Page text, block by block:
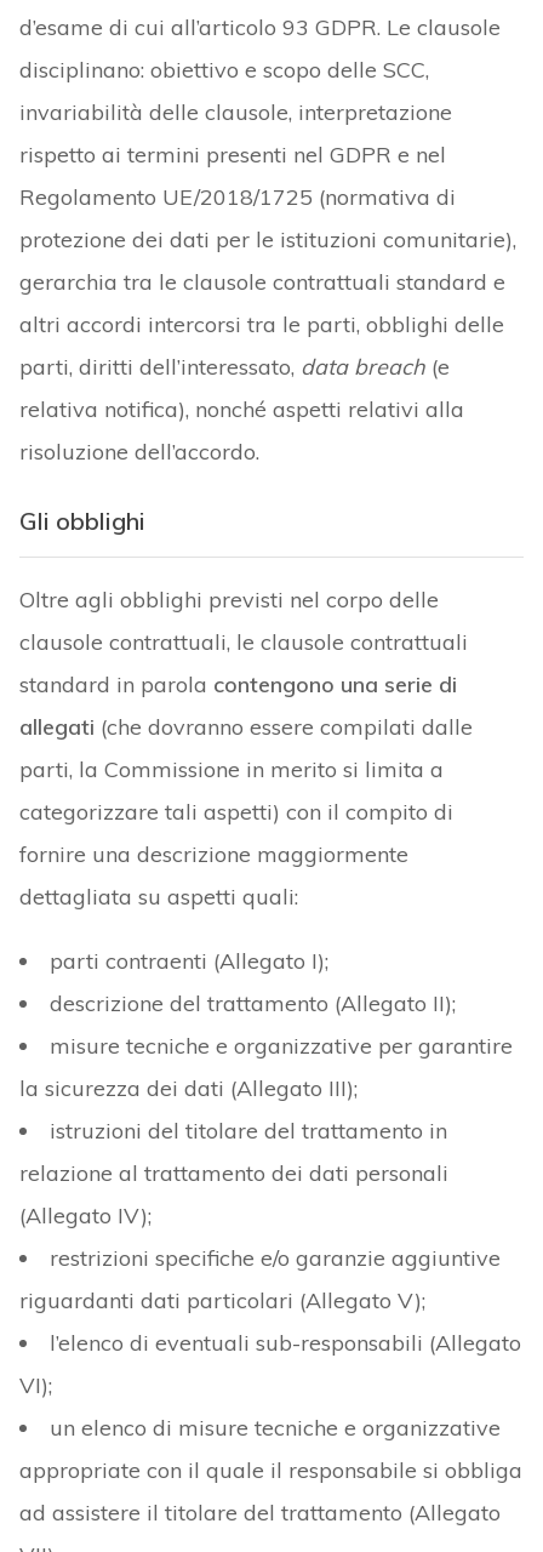
d’esame di cui all’articolo 93 GDPR. Le clausole
disciplinano: obiettivo e scopo delle SCC,
invariabilità delle clausole, interpretazione
rispetto ai termini presenti nel GDPR e nel
Regolamento UE/2018/1725 (normativa di
protezione dei dati per le istituzioni comunitarie),
gerarchia tra le clausole contrattuali standard e
altri accordi intercorsi tra le parti, obblighi delle
parti, diritti dell’interessato, data breach(e
relativa notifica), nonché aspetti relativi alla
risoluzione dell’accordo.
Gli obblighi
Oltre agli obblighi previsti nel corpo delle
clausole contrattuali, le clausole contrattuali
standard in parola contengono una serie di
allegati (che dovranno essere compilati dalle
parti, la Commissione in merito si limita a
categorizzare tali aspetti) con il compito di
fornire una descrizione maggiormente
dettagliata su aspetti quali:
parti contraenti (Allegato I);
descrizione del trattamento (Allegato II);
misure tecniche e organizzative per garantire
la sicurezza dei dati (Allegato III);
istruzioni del titolare del trattamento in
relazione al trattamento dei dati personali
(Allegato IV);
restrizioni specifiche e/o garanzie aggiuntive
riguardanti dati particolari (Allegato V);
l’elenco di eventuali sub-responsabili (Allegato
VI);
un elenco di misure tecniche e organizzative
appropriate con il quale il responsabile si obbliga
ad assistere il titolare del trattamento (Allegato